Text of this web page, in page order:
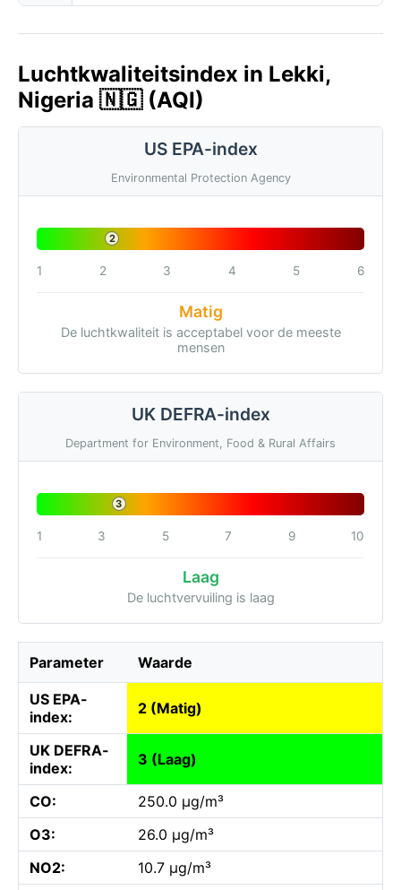
Luchtkwaliteitsindex in Lekki,
Nigeria 🇳🇬 (AQI)
US EPA-index
Environmental Protection Agency
2
1 2 3 4 5 6
Matig
De luchtkwaliteit is acceptabel voor de meeste
mensen
UK DEFRA-index
Department for Environment, Food & Rural Affairs
3
1 3 5 7 9 10
Laag
De luchtvervuiling is laag
Parameter Waarde
US EPA-
index:
2 (Matig)
UK DEFRA-
index:
3 (Laag)
CO:
250.0 µg/m³
O3:
26.0 µg/m³
NO2:
10.7 µg/m³